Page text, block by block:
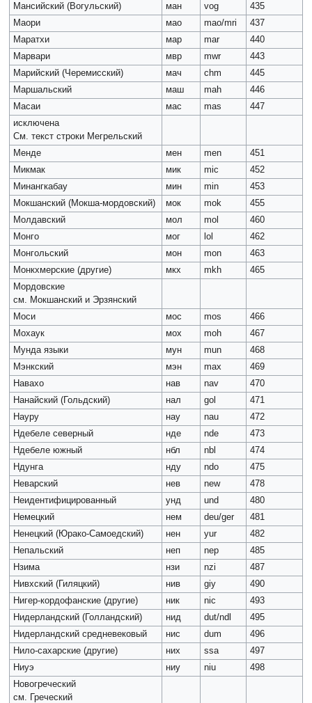
Мансийский (Вогульский)
ман vog
435
Маори
мао mao/mri
437
Маратхи
мар mar
440
Марвари
мвр mwr
443
Марийский (Черемисский)
мач chm
445
Маршальский
маш mah
446
Масаи
мас mas
447
исключена
См. текст строки Мегрельский
Менде
мен men
451
Микмак
мик mic
452
Минангкабау
мин min
453
Мокшанский (Мокша-мордовский)
мок mok
455
Молдавский
мол mol
460
Монго
мог lol
462
Монгольский
мон mon
463
Монкхмерские (другие)
мкх mkh
465
Мордовские
см. Мокшанский и Эрзянский
Моси
мос mos
466
Мохаук
мох moh
467
Мунда языки
мун mun
468
Мэнкский
мэн max
469
Навахо
нав nav
470
Нанайский (Гольдский)
нал gol
471
Науру
нау nau
472
Ндебеле северный
нде nde
473
Ндебеле южный
нбл nbl
474
Ндунга
нду ndo
475
Неварский
нев new
478
Неидентифицированный
унд und
480
Немецкий
нем deu/ger
481
Ненецкий (Юрако-Самоедский)
нен yur
482
Непальский
неп nep
485
Нзима
нзи nzi
487
Нивхский (Гиляцкий)
нив giy
490
Нигер-кордофанские (другие)
ник nic
493
Нидерландский (Голландский)
нид dut/ndl
495
Нидерландский средневековый
нис dum
496
Нило-сахарские (другие)
них ssa
497
Ниуэ
ниу niu
498
Новогреческий
см. Греческий